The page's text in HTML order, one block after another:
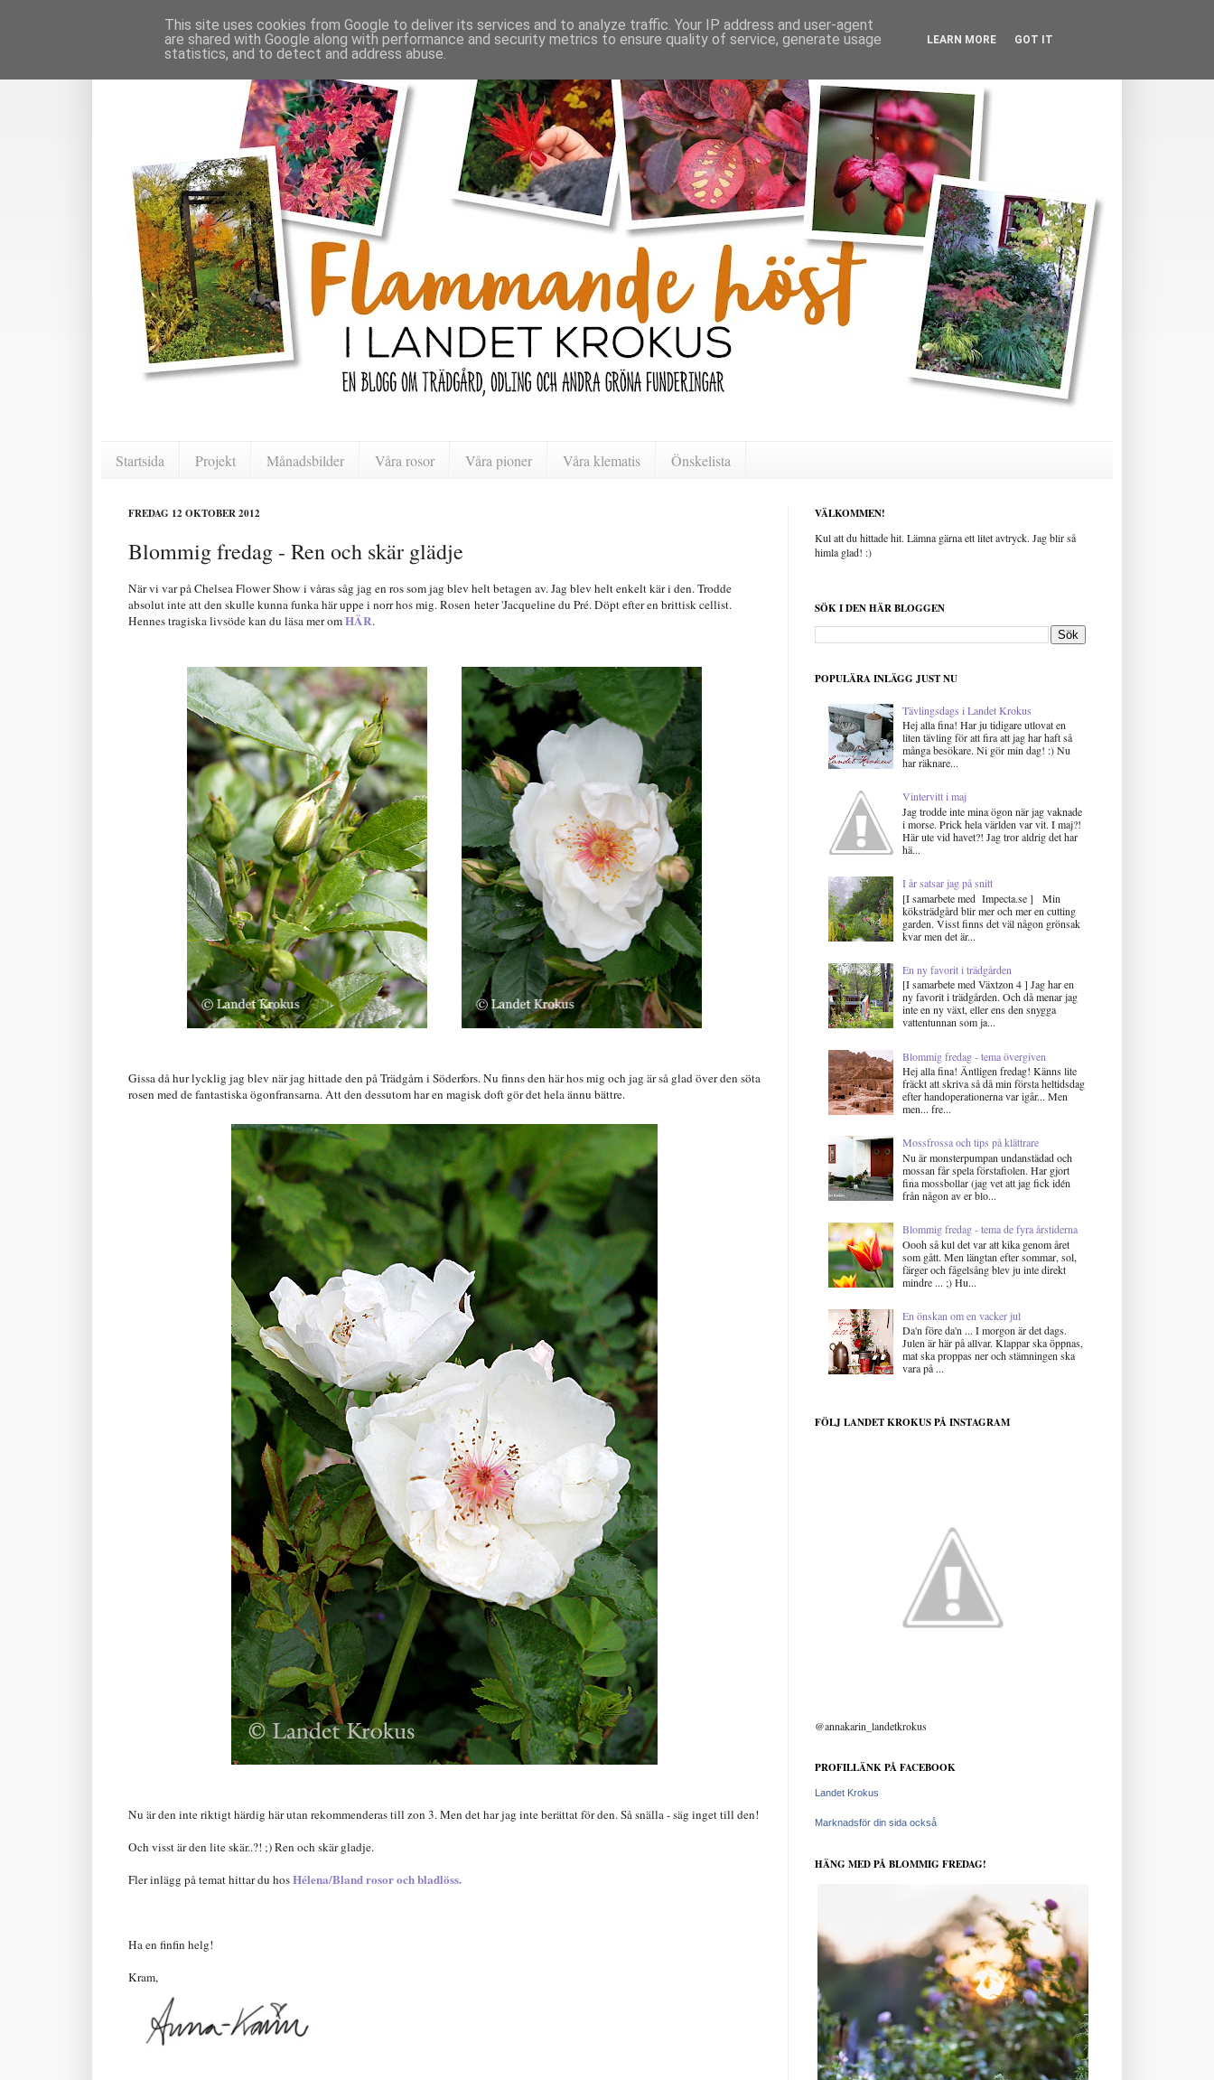
Startsida Projekt Månadsbilder Våra rosor Våra pioner Våra klematis Önskelista
FREDAG 12 OKTOBER 2012
Blommig fredag - Ren och skär glädje
När vi var på Chelsea Flower Show i våras såg jag en ros som jag blev helt betagen av. Jag blev helt enkelt kär i den. Trodde
absolut inte att den skulle kunna funka här uppe i norr hos mig. Rosen heter 'Jacqueline du Pré. Döpt efter en brittisk cellist.
Hennes tragiska livsöde kan du läsa mer omHÄR.
Gissa då hur lycklig jag blev när jag hittade den på Trädgårn i Söderfors. Nu finns den här hos mig och jag är så glad över den söta
rosen med de fantastiska ögonfransarna. Att den dessutom har en magisk doft gör det hela ännu bättre.
Nu är den inte riktigt härdig här utan rekommenderas till zon 3. Men det har jag inte berättat för den. Så snälla - säg inget till den!
Och visst är den lite skär..?! ;) Ren och skär gladje.
Fler inlägg på temat hittar du hosHélena/Bland rosor och bladlöss.
Ha en finfin helg!
Kram,
VÄLKOMMEN!
Kul att du hittade hit. Lämna gärna ett litet avtryck. Jag blir så
himla glad! :)
SÖK I DEN HÄR BLOGGEN
POPULÄRA INLÄGG JUST NU
Tävlingsdags i Landet Krokus
Hej alla fina! Har ju tidigare utlovat en
liten tävling för att fira att jag har haft så
många besökare. Ni gör min dag! :) Nu
har räknare...
Vintervitt i maj
Jag trodde inte mina ögon när jag vaknade
i morse. Prick hela världen var vit. I maj?!
Här ute vid havet?! Jag tror aldrig det har
hä...
I år satsar jag på snitt
[I samarbete med Impecta.se ] Min
köksträdgård blir mer och mer en cutting
garden. Visst finns det väl någon grönsak
kvar men det är...
En ny favorit i trädgården
[I samarbete med Växtzon 4 ] Jag har en
ny favorit i trädgården. Och då menar jag
inte en ny växt, eller ens den snygga
vattentunnan som ja...
Blommig fredag - tema övergiven
Hej alla fina! Äntligen fredag! Känns lite
fräckt att skriva så då min första heltidsdag
efter handoperationerna var igår... Men
men... fre...
Mossfrossa och tips på klättrare
Nu är monsterpumpan undanstädad och
mossan får spela förstafiolen. Har gjort
fina mossbollar (jag vet att jag fick idén
från någon av er blo...
Blommig fredag - tema de fyra årstiderna
Oooh så kul det var att kika genom året
som gått. Men längtan efter sommar, sol,
färger och fågelsång blev ju inte direkt
mindre ... ;) Hu...
En önskan om en vacker jul
Da'n före da'n ... I morgon är det dags.
Julen är här på allvar. Klappar ska öppnas,
mat ska proppas ner och stämningen ska
vara på ...
FÖLJ LANDET KROKUS PÅ INSTAGRAM
@annakarin_landetkrokus
PROFILLÄNK PÅ FACEBOOK
Landet Krokus
Marknadsför din sida också
HÄNG MED PÅ BLOMMIG FREDAG!
This site uses cookies from Google to deliver its services and to analyze traffic. Your IP address and user-agent
are shared with Google along with performance and security metrics to ensure quality of service, generate usage
statistics, and to detect and address abuse.
LEARN MORE GOT IT